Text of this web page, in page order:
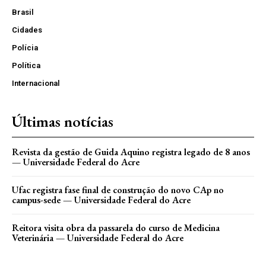
Brasil
Cidades
Polícia
Política
Internacional
Últimas notícias
Revista da gestão de Guida Aquino registra legado de 8 anos
— Universidade Federal do Acre
Ufac registra fase final de construção do novo CAp no
campus-sede — Universidade Federal do Acre
Reitora visita obra da passarela do curso de Medicina
Veterinária — Universidade Federal do Acre